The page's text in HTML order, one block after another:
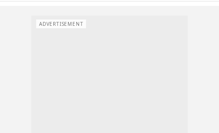
ADVERTISEMENT